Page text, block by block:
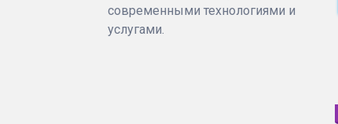
современными технологиями и
услугами.